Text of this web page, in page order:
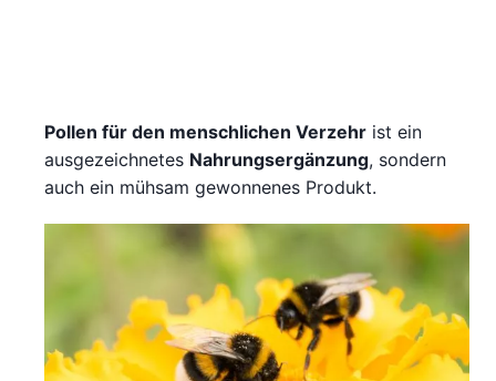
Pollen für den menschlichen Verzehr ist ein
ausgezeichnetes Nahrungsergänzung, sondern
auch ein mühsam gewonnenes Produkt.